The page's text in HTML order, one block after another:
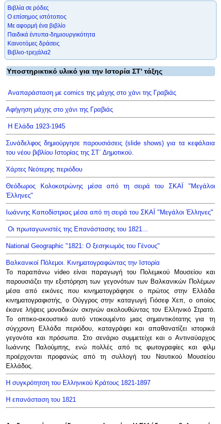
Βιβλία σε ρόδες
Ο επίσημος ιστότοπος
Με αφορμή ένα βιβλίο
Παιδικά έντυπα-δημιουργικότητα
Καινοτόμες δράσεις
Βιβλιο-τρεχάλα2
Υποστηρικτικό υλικό για την Ιστορία ΣΤ' τάξης
Αναπαράσταση με comics της μάχης στο χάνι της Γραβιάς
Αφήγηση μάχης στο χάνι της Γραβιάς
Η Ελάδα 1923-1945
Συνάδελφος δημιούργησε παρουσιάσεις (slide shows) για τα κεφάλαια
του νέου βιβλίου Ιστορίας της ΣΤ΄ Δημοτικού.
Χάρτες Νεότερης περιόδου
Θεόδωρος Κολοκοτρώνης μέσα από τη σειρά του ΣΚΑΪ "Μεγάλοι
Έλληνες"
Ιωάννης Καποδίστριας μέσα από τη σειρά του ΣΚΑΪ "Μεγάλοι Έλληνες"
Οι πρωταγωνιστές της Επανάστασης του 1821...
National Geographic "1821: Ο ξεσηκωμός του Γένους"
Βαλκανικοί Πόλεμοι. Κινηματογραφώντας την Ιστορία
Το παραπάνω video είναι παραγωγή του Πολεμικού Μουσείου και
παρουσιάζει την εξιστόρηση των γεγονότων των Βαλκανικών Πολέμων
μέσα από εικόνες που κινηματογράφησε ο πρώτος στην Ελλάδα
κινηματογραφιστής, ο Ούγγρος στην καταγωγή Γιόσεφ Χεπ, ο οποίος
έκανε λήψεις μοναδικών σκηνών ακολουθώντας τον Ελληνικό Στρατό.
Το οπτικο-ακουστικό αυτό ντοκουμέντο μιας σημαντικότατης για τη
σύγχρονη Ελλάδα περιόδου, καταγράφει και απαθανατίζει ιστορικά
γεγονότα και πρόσωπα. Στο σενάριο συμμετείχε και ο Αντιναύαρχος
Ιωάννης Παλούμπης, ενώ πολλές από τις φωτογραφίες και φιλμ
προέρχονται προφανώς από τη συλλογή του Ναυτικού Μουσείου
Ελλάδος.
Η συγκρότητση του Ελληνικού Κράτους 1821-1897
Η επανάσταση του 1821